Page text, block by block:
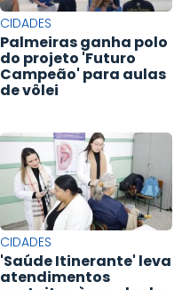
CIDADES
Palmeiras ganha polo
do projeto 'Futuro
Campeão' para aulas
de vôlei
CIDADES
'Saúde Itinerante' leva
atendimentos